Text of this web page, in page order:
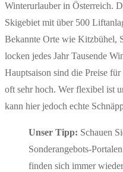
Winterurlauber in Österreich.
Skigebiet mit über 500
Bekannte Orte wie Kitzbühel,
locken jedes Jahr Tausende
Hauptsaison sind die Preise
oft sehr hoch. Wer flexibel ist
kann hier jedoch echte
Unser Tipp: Schauen
Sonderangebots-
finden sich immer